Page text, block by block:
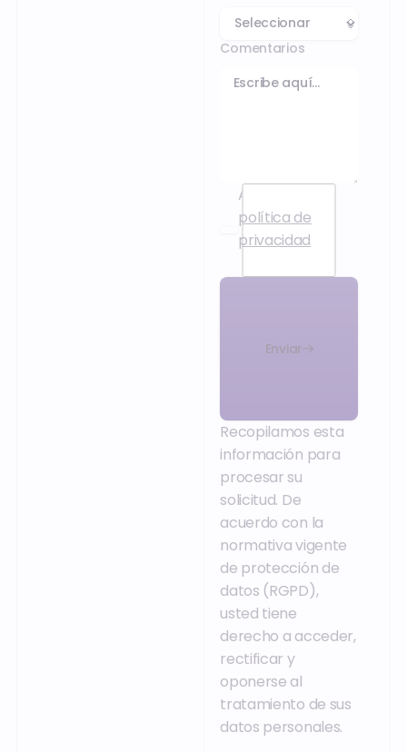
Comentarios
Acepto la
política de
privacidad
Enviar
Recopilamos esta
información para
procesar su
solicitud. De
acuerdo con la
normativa vigente
de protección de
datos (RGPD),
usted tiene
derecho a acceder,
rectificar y
oponerse al
tratamiento de sus
datos personales.